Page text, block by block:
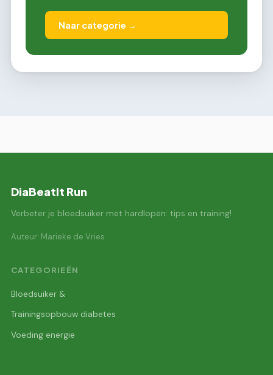
Naar categorie →
DiaBeatIt Run
Verbeter je bloedsuiker met hardlopen: tips en training!
Auteur: Marieke de Vries
CATEGORIEËN
Bloedsuiker &
Trainingsopbouw diabetes
Voeding energie